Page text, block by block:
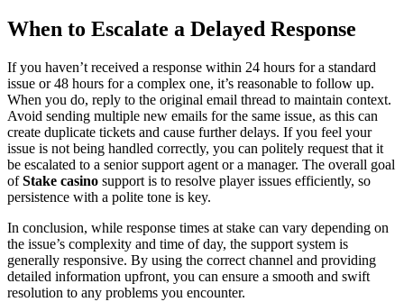
When to Escalate a Delayed Response
If you haven’t received a response within 24 hours for a standard
issue or 48 hours for a complex one, it’s reasonable to follow up.
When you do, reply to the original email thread to maintain context.
Avoid sending multiple new emails for the same issue, as this can
create duplicate tickets and cause further delays. If you feel your
issue is not being handled correctly, you can politely request that it
be escalated to a senior support agent or a manager. The overall goal
ofStake casino support is to resolve player issues efficiently, so
persistence with a polite tone is key.
In conclusion, while response times at stake can vary depending on
the issue’s complexity and time of day, the support system is
generally responsive. By using the correct channel and providing
detailed information upfront, you can ensure a smooth and swift
resolution to any problems you encounter.